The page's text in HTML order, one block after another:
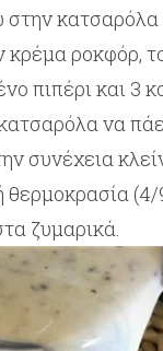
στην κατσαρόλα
ροκφόρ,
πιπέρι και 3
να
συνέχεια
θερμοκρασία (4/
ζυμαρικά.